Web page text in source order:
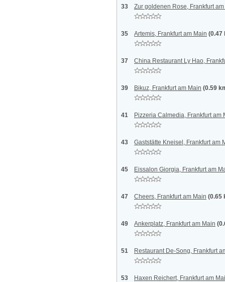
33 Zur goldenen Rose, Frankfurt
35 Artemis, Frankfurt am Main (0.47
37 China Restaurant Ly Hao,
39 Bikuz, Frankfurt am Main (0.59
41 Pizzeria Calmedia, Frankfurt am
43 Gaststätte Kneisel, Frankfurt am
45 Eissalon Giorgia, Frankfurt am
47 Cheers, Frankfurt am Main (0.65
49 Ankerplatz, Frankfurt am Main
51 Restaurant De-Song, Frankfurt
53 Haxen Reichert, Frankfurt am